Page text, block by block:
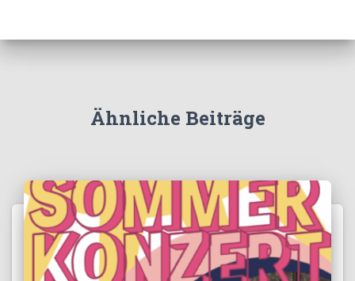
Ähnliche Beiträge